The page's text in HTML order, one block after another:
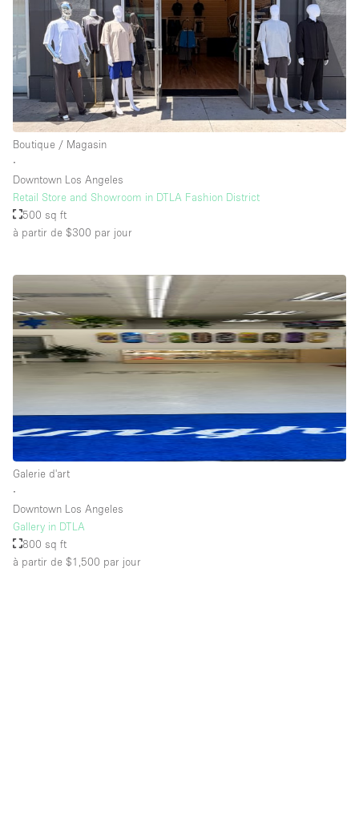
Boutique / Magasin
∙
Downtown Los Angeles
Retail Store and Showroom in DTLA Fashion District
500 sq ft
à partir de $300 par jour
Galerie d'art
∙
Downtown Los Angeles
Gallery in DTLA
800 sq ft
à partir de $1,500 par jour